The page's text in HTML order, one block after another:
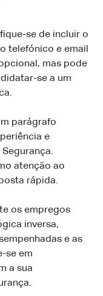
se de incluir o
telefónico e email
mas pode
se a um
parágrafo
e
atenção ao
rápida.
os empregos
inversa,
e as
se em
a sua